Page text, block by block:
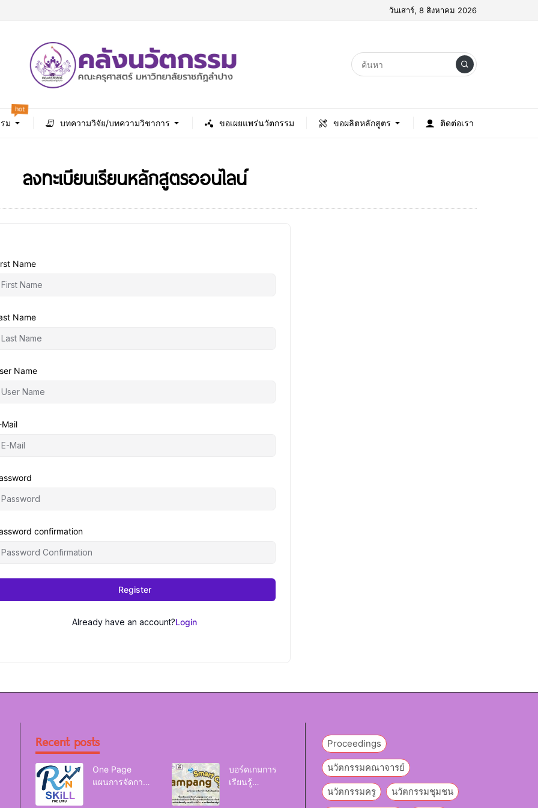
วันเสาร์, 8 สิงหาคม 2026
ม
hot
บทความวิจัย/บทความวิชาการ ขอเผยแพร่นวัตกรรม ขอผลิตหลักสูตร ติดต่อเรา
ลงทะเบียนเรียนหลักสูตรออนไลน์
Name
Name
Name
Mail
confirmation
Register
Already have an account?Login
Recent posts
One Page
แผนการจัดการ
บอร์ดเกมการ
เรียนรู้
Proceedings
นวัตกรรมคณาจารย์
นวัตกรรมครู นวัตกรรมชุมชน